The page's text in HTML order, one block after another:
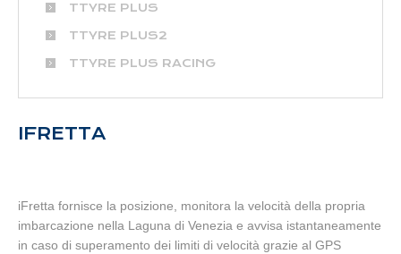
TTYRE PLUS
TTYRE PLUS2
TTYRE PLUS RACING
IFRETTA
iFretta fornisce la posizione, monitora la velocità della propria
imbarcazione nella Laguna di Venezia e avvisa istantaneamente
in caso di superamento dei limiti di velocità grazie al GPS